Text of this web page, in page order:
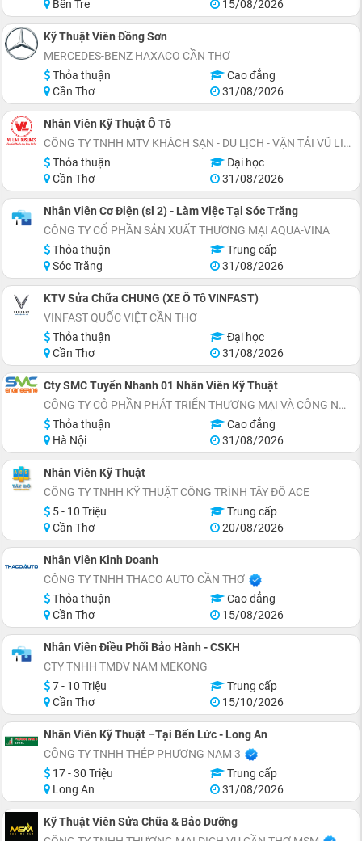
Bến Tre 15/08/2026
Kỹ Thuật Viên Đồng Sơn
MERCEDES-BENZ HAXACO CẦN THƠ
Thỏa thuận
Cao đẳng
Cần Thơ
31/08/2026
Nhân Viên Kỹ Thuật Ô Tô
CÔNG TY TNHH MTV KHÁCH SẠN - DU LỊCH - VẬN TẢI VŨ LINH
Thỏa thuận
Đại học
Cần Thơ
31/08/2026
Nhân Viên Cơ Điện (sl 2) - Làm Việc Tại Sóc Trăng
CÔNG TY CỔ PHẦN SẢN XUẤT THƯƠNG MẠI AQUA-VINA
Thỏa thuận
Trung cấp
Sóc Trăng
31/08/2026
KTV Sửa Chữa CHUNG (XE Ô Tô VINFAST)
VINFAST QUỐC VIỆT CẦN THƠ
Thỏa thuận
Đại học
Cần Thơ
31/08/2026
Cty SMC Tuyển Nhanh 01 Nhân Viên Kỹ Thuật
CÔNG TY CÔ PHẦN PHÁT TRIỂN THƯƠNG MẠI VÀ CÔNG NGHỆ SMC ENGINEERING
Thỏa thuận
Cao đẳng
Hà Nội
31/08/2026
Nhân Viên Kỹ Thuật
CÔNG TY TNHH KỸ THUẬT CÔNG TRÌNH TÂY ĐÔ ACE
5 - 10 Triệu
Trung cấp
Cần Thơ
20/08/2026
Nhân Viên Kinh Doanh
CÔNG TY TNHH THACO AUTO CẦN THƠ
Thỏa thuận
Cao đẳng
Cần Thơ
15/08/2026
Nhân Viên Điều Phối Bảo Hành - CSKH
CTY TNHH TMDV NAM MEKONG
7 - 10 Triệu
Trung cấp
Cần Thơ
15/10/2026
Nhân Viên Kỹ Thuật –Tại Bến Lức - Long An
CÔNG TY TNHH THÉP PHƯƠNG NAM 3
17 - 30 Triệu
Trung cấp
Long An
31/08/2026
Kỹ Thuật Viên Sửa Chữa & Bảo Dưỡng